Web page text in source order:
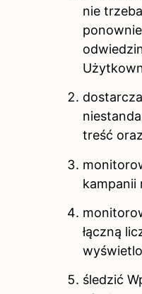
nie
treść
kampanii
łączną
śledzić